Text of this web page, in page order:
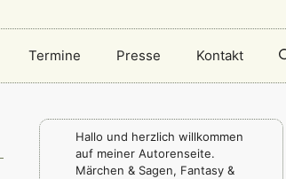
Termine Presse Kontakt
Hallo und herzlich willkommen
auf meiner Autorenseite.
Märchen & Sagen, Fantasy &